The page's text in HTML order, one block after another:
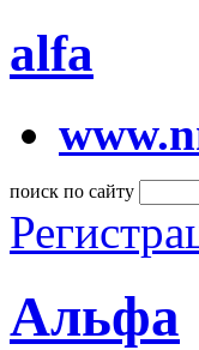
alfa
поиск по сайту
Альфа